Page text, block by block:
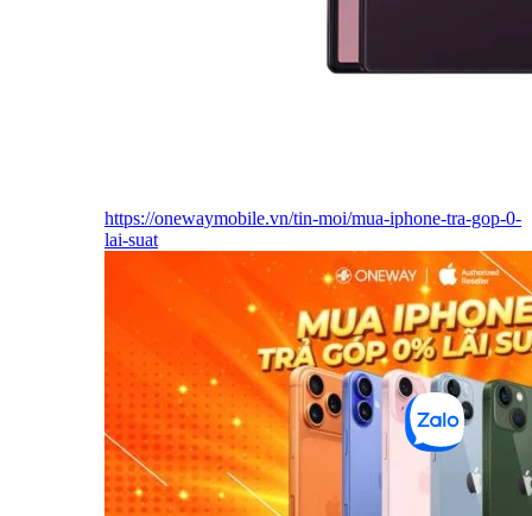
https://onewaymobile.vn/tin-moi/mua-iphone-tra-gop-0-
lai-suat